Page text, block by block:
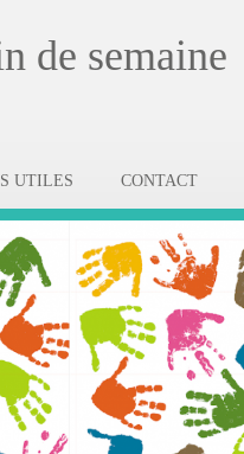
de semaine
UTILES CONTACT